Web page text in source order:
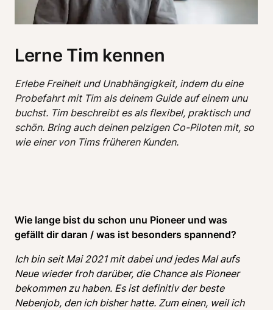
Lerne Tim kennen
Erlebe Freiheit und Unabhängigkeit, indem du eine
Probefahrt mit Tim als deinem Guide auf einem unu
buchst. Tim beschreibt es als flexibel, praktisch und
schön. Bring auch deinen pelzigen Co-Piloten mit, so
Wie lange bist du schon unu Pioneer und was
gefällt dir daran / was ist besonders spannend?
Ich bin seit Mai 2021 mit dabei und jedes Mal aufs
Neue wieder froh darüber, die Chance als Pioneer
bekommen zu haben. Es ist definitiv der beste
Nebenjob, den ich bisher hatte. Zum einen, weil ich